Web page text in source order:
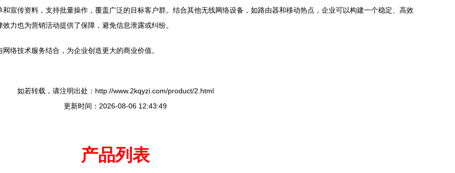
宣传资料，支持批量操作，覆盖广泛的目标客户群。结合其他无线网络设备，如路由器和移动热点，企业可以构建一个稳定、高效
力也为营销活动提供了保障，避免信息泄露或纠纷。
络技术服务结合，为企业创造更大的商业价值。
如若转载，请注明出处：http://www.2kqyzi.com/product/2.html
更新时间：2026-08-06 12:43:49
产品列表